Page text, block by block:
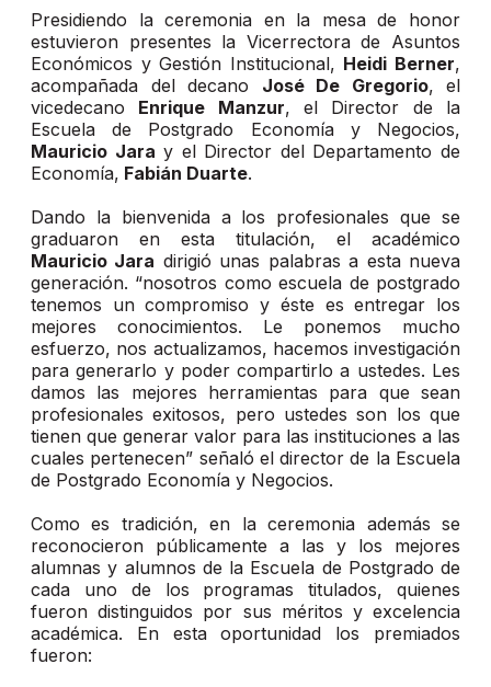
Presidiendo la ceremonia en la mesa de honor
estuvieron presentes la Vicerrectora de Asuntos
Económicos y Gestión Institucional, Heidi Berner,
acompañada del decano José De Gregorio, el
vicedecano Enrique Manzur, el Director de la
Escuela de Postgrado Economía y Negocios,
Mauricio Jara y el Director del Departamento de
Economía, Fabián Duarte.
Dando la bienvenida a los profesionales que se
graduaron en esta titulación, el académico
Mauricio Jara dirigió unas palabras a esta nueva
generación. “nosotros como escuela de postgrado
tenemos un compromiso y éste es entregar los
mejores conocimientos. Le ponemos mucho
esfuerzo, nos actualizamos, hacemos investigación
para generarlo y poder compartirlo a ustedes. Les
damos las mejores herramientas para que sean
profesionales exitosos, pero ustedes son los que
tienen que generar valor para las instituciones a las
cuales pertenecen” señaló el director de la Escuela
de Postgrado Economía y Negocios.
Como es tradición, en la ceremonia además se
reconocieron públicamente a las y los mejores
alumnas y alumnos de la Escuela de Postgrado de
cada uno de los programas titulados, quienes
fueron distinguidos por sus méritos y excelencia
académica. En esta oportunidad los premiados
fueron: